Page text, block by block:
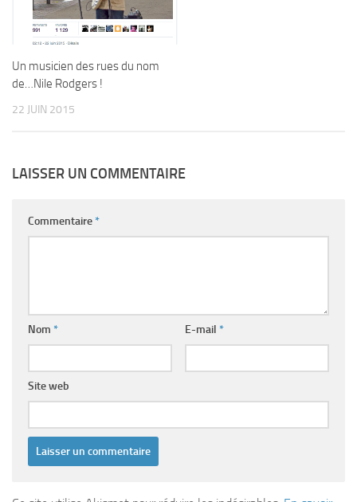
Un musicien des rues du nom
de…Nile Rodgers !
22 JUIN 2015
LAISSER UN COMMENTAIRE
Commentaire*
Nom * E-mail *
Site web